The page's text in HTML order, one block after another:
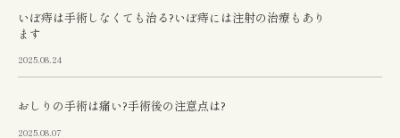
いぼ痔は手術しなくても治る?いぼ痔には注射の治療もあり
ます
2025.08.24
おしりの手術は痛い?手術後の注意点は?
2025.08.07